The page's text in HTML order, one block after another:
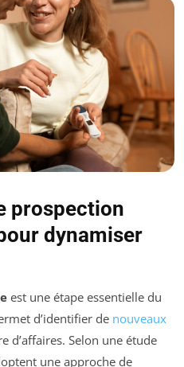
prospection
dynamiser
est une étape essentielle du
d’identifier de nouveaux
d’affaires. Selon une étude
une approche de